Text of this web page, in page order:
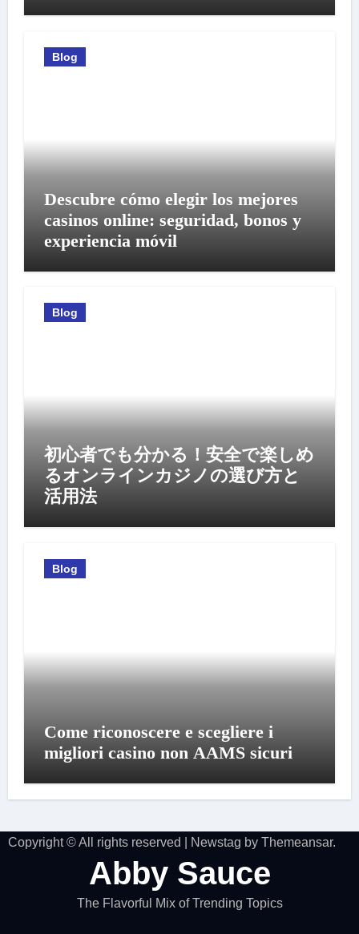
Blog
Descubre cómo elegir los mejores
casinos online: seguridad, bonos y
experiencia móvil
Blog
初心者でも分かる！安全で楽しめ
るオンラインカジノの選び方と
活用法
Blog
Come riconoscere e scegliere i
migliori casino non AAMS sicuri
Copyright © All rights reserved Newstag by Themeansar.
Abby Sauce
The Flavorful Mix of Trending Topics